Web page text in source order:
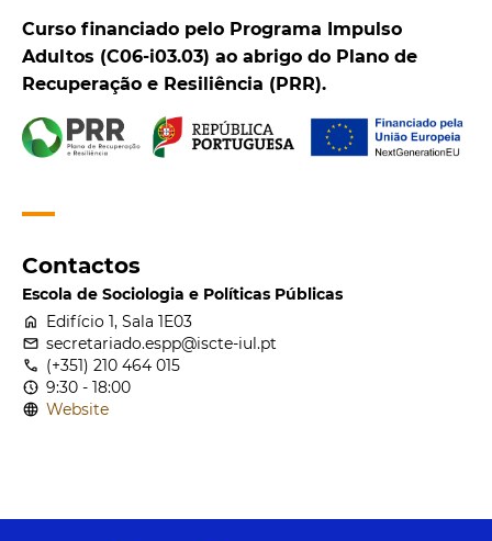
Curso financiado pelo Programa Impulso
Adultos (C06-i03.03) ao abrigo do Plano de
Recuperação e Resiliência (PRR).
Contactos
Escola de Sociologia e Políticas Públicas
home Edifício 1, Sala 1E03
email secretariado.espp@iscte-iul.pt
call (+351) 210 464 015
nest_clock_farsight_analog 9:30 - 18:00
language Website